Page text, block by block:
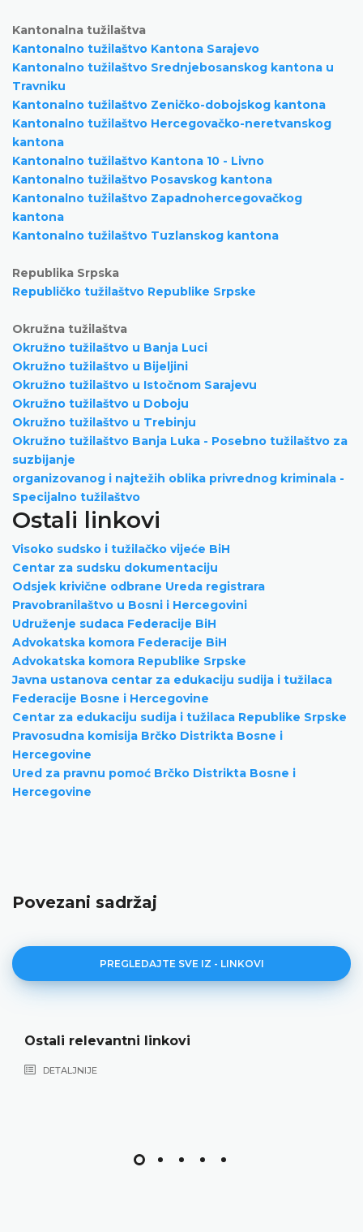
Kantonalna tužilaštva
Kantonalno tužilaštvo Kantona Sarajevo
Kantonalno tužilaštvo Srednjebosanskog kantona u
Travniku
Kantonalno tužilaštvo Zeničko-dobojskog kantona
Kantonalno tužilaštvo Hercegovačko-neretvanskog
kantona
Kantonalno tužilaštvo Kantona 10 - Livno
Kantonalno tužilaštvo Posavskog kantona
Kantonalno tužilaštvo Zapadnohercegovačkog
kantona
Kantonalno tužilaštvo Tuzlanskog kantona
Republika Srpska
Republičko tužilaštvo Republike Srpske
Okružna tužilaštva
Okružno tužilaštvo u Banja Luci
Okružno tužilaštvo u Bijeljini
Okružno tužilaštvo u Istočnom Sarajevu
Okružno tužilaštvo u Doboju
Okružno tužilaštvo u Trebinju
Okružno tužilaštvo Banja Luka - Posebno tužilaštvo za
suzbijanje
organizovanog i najtežih oblika privrednog kriminala -
Specijalno tužilaštvo
Ostali linkovi
Visoko sudsko i tužilačko vijeće BiH
Centar za sudsku dokumentaciju
Odsjek krivične odbrane Ureda registrara
Pravobranilaštvo u Bosni i Hercegovini
Udruženje sudaca Federacije BiH
Advokatska komora Federacije BiH
Advokatska komora Republike Srpske
Javna ustanova centar za edukaciju sudija i tužilaca
Federacije Bosne i Hercegovine
Centar za edukaciju sudija i tužilaca Republike Srpske
Pravosudna komisija Brčko Distrikta Bosne i
Hercegovine
Ured za pravnu pomoć Brčko Distrikta Bosne i
Hercegovine
Povezani sadržaj
PREGLEDAJTE SVE IZ - LINKOVI
Ustavni sudovi drugih zemalja i sudovi